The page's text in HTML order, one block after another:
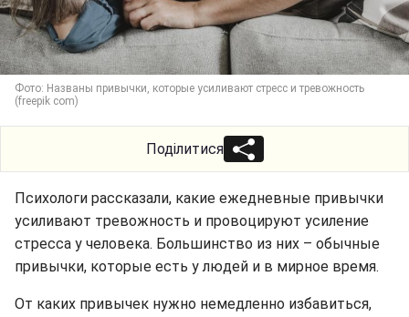
Фото: Названы привычки, которые усиливают стресс и тревожность
(freepik com)
Поділитися
Психологи рассказали, какие ежедневные привычки
усиливают тревожность и провоцируют усиление
стресса у человека. Большинство из них – обычные
привычки, которые есть у людей и в мирное время.
От каких привычек нужно немедленно избавиться,